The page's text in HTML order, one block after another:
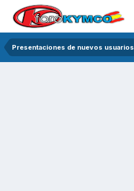
Presentaciones de nuevos usuarios